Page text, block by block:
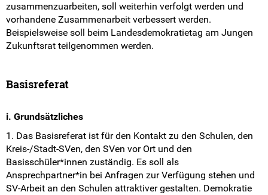
zusammenzuarbeiten, soll weiterhin verfolgt werden und
vorhandene Zusammenarbeit verbessert werden.
Beispielsweise soll beim Landesdemokratietag am Jungen
Zukunftsrat teilgenommen werden.
Basisreferat
i. Grundsätzliches
1. Das Basisreferat ist für den Kontakt zu den Schulen, den
Kreis-/Stadt-SVen, den SVen vor Ort und den
Basisschüler*innen zuständig. Es soll als
Ansprechpartner*in bei Anfragen zur Verfügung stehen und
SV-Arbeit an den Schulen attraktiver gestalten. Demokratie